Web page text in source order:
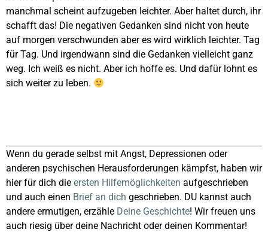
manchmal scheint aufzugeben leichter. Aber haltet durch, ihr
schafft das! Die negativen Gedanken sind nicht von heute
auf morgen verschwunden aber es wird wirklich leichter. Tag
für Tag. Und irgendwann sind die Gedanken vielleicht ganz
weg. Ich weiß es nicht. Aber ich hoffe es. Und dafür lohnt es
sich weiter zu leben.
Wenn du gerade selbst mit Angst, Depressionen oder
anderen psychischen Herausforderungen kämpfst, haben wir
hier für dich die ersten Hilfemöglichkeiten aufgeschrieben
und auch einen Brief an dich geschrieben. DU kannst auch
andere ermutigen, erzähle Deine Geschichte! Wir freuen uns
auch riesig über deine Nachricht oder deinen Kommentar!